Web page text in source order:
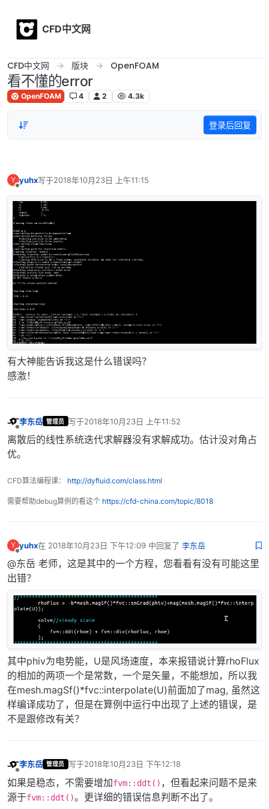
CFD中文网
CFD中文网 版块 OpenFOAM
看不懂的error
OpenFOAM 4 2 4.3k
登录后回复
Y yuhx写于2018年10月23日 上午11:15
最后由 编辑
有大神能告诉我这是什么错误吗？
感激！
李东岳 管理员 写于2018年10月23日 上午11:52
最后由 编辑
离散后的线性系统迭代求解器没有求解成功。估计没对角占
优。
CFD算法编程课： http://dyfluid.com/class.html
需要帮助debug算例的看这个 https://cfd-china.com/topic/8018
Y
离线
yuhx在 2018年10月23日 下午12:09 中回复了 李东岳
最后由 编辑
@东岳 老师，这是其中的一个方程，您看看有没有可能这里
出错？
其中phiv为电势能，U是风场速度，本来报错说计算rhoFlux
的相加的两项一个是常数，一个是矢量，不能想加，所以我
在mesh.magSf()*fvc::interpolate(U)前面加了mag, 虽然这
样编译成功了，但是在算例中运行中出现了上述的错误，是
不是跟修改有关？
李东岳 管理员 写于2018年10月23日 下午12:18
最后由 编辑
如果是稳态，不需要增加fvm::ddt() ，但看起来问题不是来
源于fvm::ddt()。更详细的错误信息判断不出了。